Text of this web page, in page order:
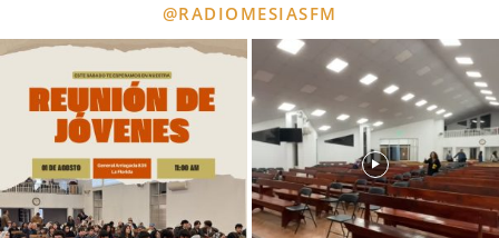
@RADIOMESIASFM